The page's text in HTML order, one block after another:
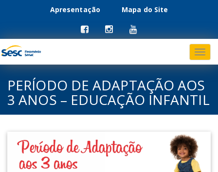
Apresentação Mapa do Site
Menu
primário
Pular
para
o
PERÍODO DE ADAPTAÇÃO AOS
3 ANOS – EDUCAÇÃO INFANTIL